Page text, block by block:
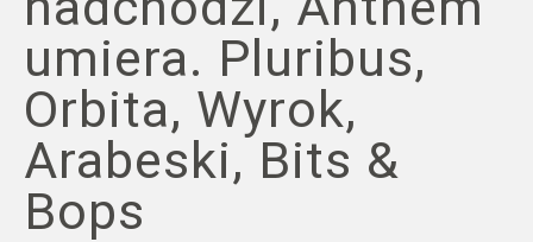
umiera. Pluribus,
Orbita, Wyrok,
Arabeski, Bits &
Bops